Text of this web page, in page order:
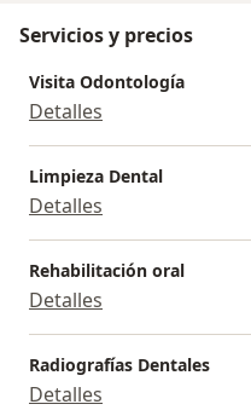
Servicios y precios
Visita Odontología
Detalles
Limpieza Dental
Detalles
Rehabilitación oral
Detalles
Radiografías Dentales
Detalles